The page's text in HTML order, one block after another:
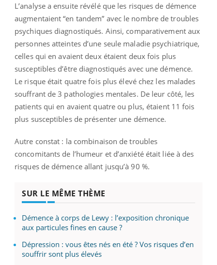
L’analyse a ensuite révélé que les risques de démence
augmentaient “en tandem” avec le nombre de troubles
psychiques diagnostiqués. Ainsi, comparativement aux
personnes atteintes d’une seule maladie psychiatrique,
celles qui en avaient deux étaient deux fois plus
susceptibles d’être diagnostiqués avec une démence.
Le risque était quatre fois plus élevé chez les malades
souffrant de 3 pathologies mentales. De leur côté, les
patients qui en avaient quatre ou plus, étaient 11 fois
plus susceptibles de présenter une démence.
Autre constat : la combinaison de troubles
concomitants de l’humeur et d’anxiété était liée à des
risques de démence allant jusqu’à 90 %.
SUR LE MÊME THÈME
Démence à corps de Lewy : l’exposition chronique
aux particules fines en cause ?
Dépression : vous êtes nés en été ? Vos risques d’en
souffrir sont plus élevés